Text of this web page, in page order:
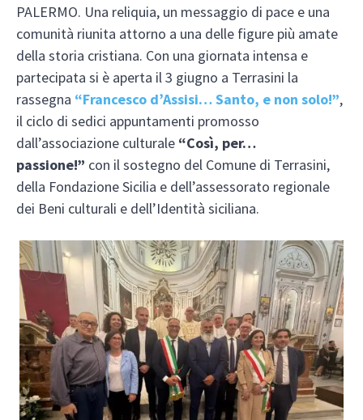
PALERMO. Una reliquia, un messaggio di pace e una
comunità riunita attorno a una delle figure più amate
della storia cristiana. Con una giornata intensa e
partecipata si è aperta il 3 giugno a Terrasini la
rassegna “Francesco d’Assisi… Santo, e non solo!”,
il ciclo di sedici appuntamenti promosso
dall’associazione culturale “Così, per…
passione!” con il sostegno del Comune di Terrasini,
della Fondazione Sicilia e dell’assessorato regionale
dei Beni culturali e dell’Identità siciliana.